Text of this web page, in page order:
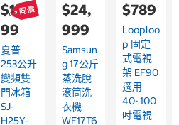
$13,9
99
夏普
253公升
變頻雙
門冰箱
SJ-
H25Y-
$24,
999
Samsun
G 17公斤
蒸洗脫
滾筒洗
衣機
WF17T6
$789
Looploo
P 固定
式電視
架 EF90
適用
40~100
吋電視